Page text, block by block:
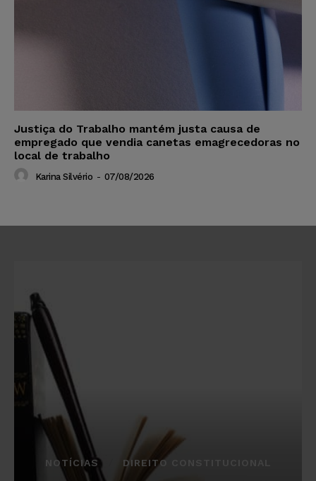
Justiça do Trabalho mantém justa causa de
empregado que vendia canetas emagrecedoras no
local de trabalho
Karina Silvério - 07/08/2026